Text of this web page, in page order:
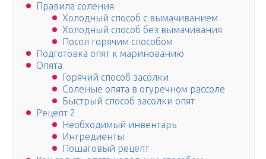
Правила соления
Холодный способ с вымачиванием
Холодный способ без вымачивания
Посол горячим способом
Подготовка опят к маринованию
Опята
Горячий способ засолки
Соленые опята в огуречном рассоле
Быстрый способ засолки опят
Рецепт 2
Необходимый инвентарь
Ингредиенты
Пошаговый рецепт